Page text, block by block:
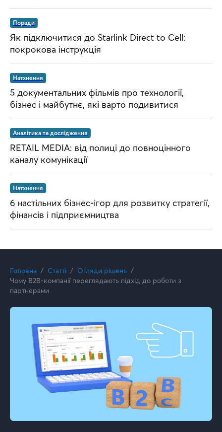
Поради
Як підключитися до Starlink Direct to Cell:
покрокова інструкція
Натхнення
5 документальних фільмів про технології,
бізнес і майбутнє, які варто подивитися
Аналітика та дослідження
RETAIL MEDIA: від полиці до повноцінного
каналу комунікації
Натхнення
6 настільних бізнес-ігор для розвитку стратегії,
фінансів і підприємництва
Головна Статті
Огляди рішень
Чому B2B-компанії переглядають підхід до роботи з
партнерами